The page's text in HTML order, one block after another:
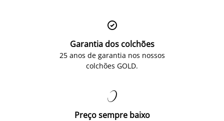

Garantia dos colchões
25 anos de garantia nos nossos
colchões GOLD.

Preço sempre baixo